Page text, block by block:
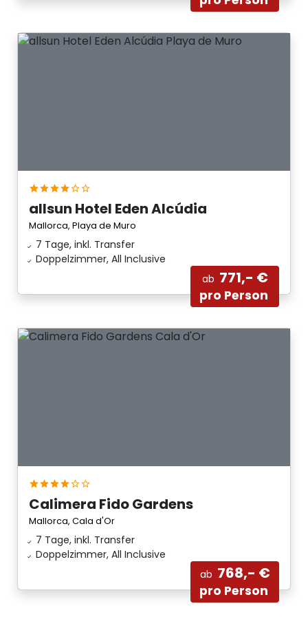
allsun Hotel Eden Alcúdia
Mallorca, Playa de Muro
7 Tage, inkl. Transfer
Doppelzimmer, All Inclusive
ab 771,- €
pro Person
Calimera Fido Gardens
Mallorca, Cala d'Or
7 Tage, inkl. Transfer
Doppelzimmer, All Inclusive
ab 768,- €
pro Person